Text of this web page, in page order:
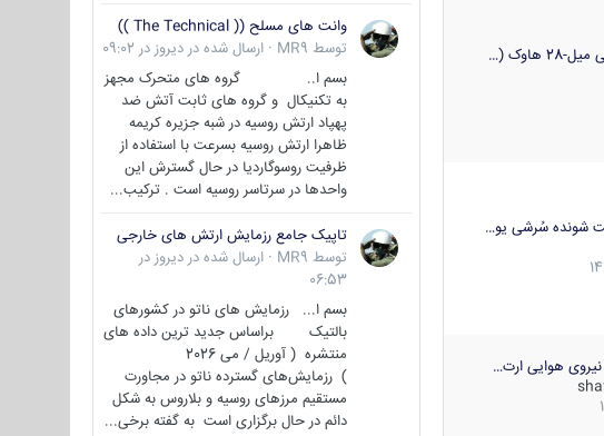
هاوک (…
شونده سُرشی یو…
هوایی ارت…
وانت های مسلح (( The Technical ))
توسط MR9
· ارسال شده در دیروز در 09:02
بسم ا.. گروه های متحرک مجهز
به تکنیکال و گروه های ثابت آتش ضد
پهپاد ارتش روسیه در شبه جزیره کریمه
ظاهرا ارتش روسیه بسرعت با استفاده از
ظرفیت روسوگاردیا در حال گسترش این
واحدها در سرتاسر روسیه است . ترکیب...
تاپیک جامع رزمایش ارتش های خارجی
توسط MR9
· ارسال شده در دیروز در
06:53
بسم ا... رزمایش های ناتو در کشورهای
بالتیک براساس جدید ترین داده های
منتشره ( آوریل / می 2026
) رزمایش‌های گسترده ناتو در مجاورت
مستقیم مرزهای روسیه و بلاروس به شکل
دائم در حال برگزاری است به گفته برخی...